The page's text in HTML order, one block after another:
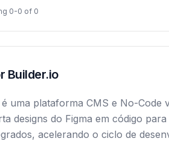
0-0 of 0
Builder.io
é uma plataforma CMS e No-
designs do Figma em código
acelerando o ciclo de